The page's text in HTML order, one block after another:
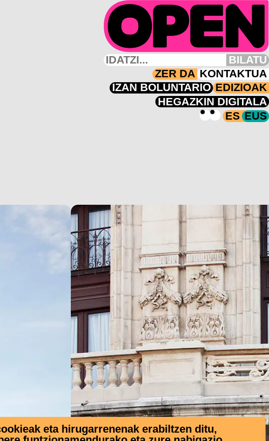
BILATU
ZER DA KONTAKTUA
IZAN BOLUNTARIO EDIZIOAK
HEGAZKIN DIGITALA
ES EUS
eta hirugarrenenak erabiltzen ditu,